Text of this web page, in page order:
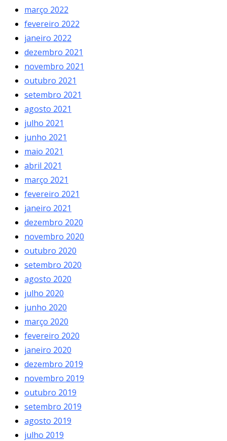
março 2022
fevereiro 2022
janeiro 2022
dezembro 2021
novembro 2021
outubro 2021
setembro 2021
agosto 2021
julho 2021
junho 2021
maio 2021
abril 2021
março 2021
fevereiro 2021
janeiro 2021
dezembro 2020
novembro 2020
outubro 2020
setembro 2020
agosto 2020
julho 2020
junho 2020
março 2020
fevereiro 2020
janeiro 2020
dezembro 2019
novembro 2019
outubro 2019
setembro 2019
agosto 2019
julho 2019